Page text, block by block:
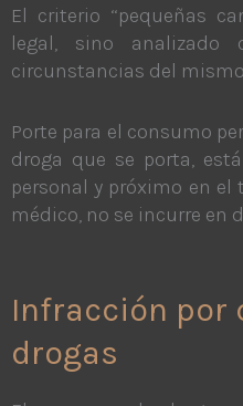
El criterio “pequeñas
legal, sino
circunstancias del
Porte para el consumo
droga que se porta,
personal y próximo en
médico, no se incurre en
Infracción por
drogas